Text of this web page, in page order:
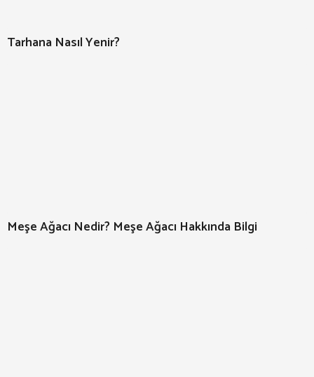
Tarhana Nasıl Yenir?
Meşe Ağacı Nedir? Meşe Ağacı Hakkında Bilgi